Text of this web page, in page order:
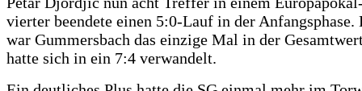
vierter beendete einen 5:0-Lauf in der Anfangsphase.
war Gummersbach das einzige Mal in der
hatte sich in ein 7:4 verwandelt.